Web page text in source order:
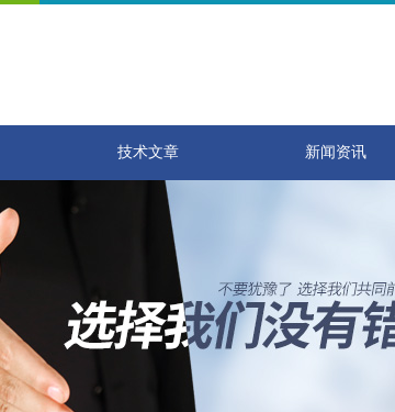
技术文章 新闻资讯